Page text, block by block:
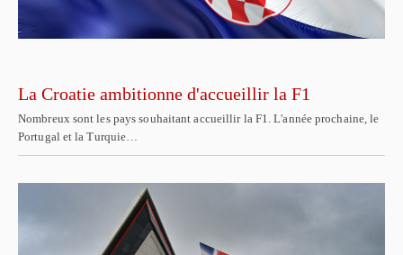
La Croatie ambitionne d'accueillir la F1
Nombreux sont les pays souhaitant accueillir la F1. L'année prochaine, le
Portugal et la Turquie…